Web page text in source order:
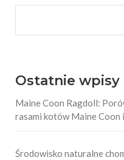
Ostatnie wpisy
Maine Coon Ragdoll:
rasami kotów Maine Coon
Środowisko naturalne